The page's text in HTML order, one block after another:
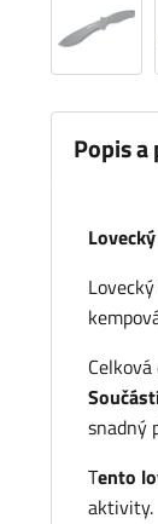
Popis
snadný
Tento
aktivity.